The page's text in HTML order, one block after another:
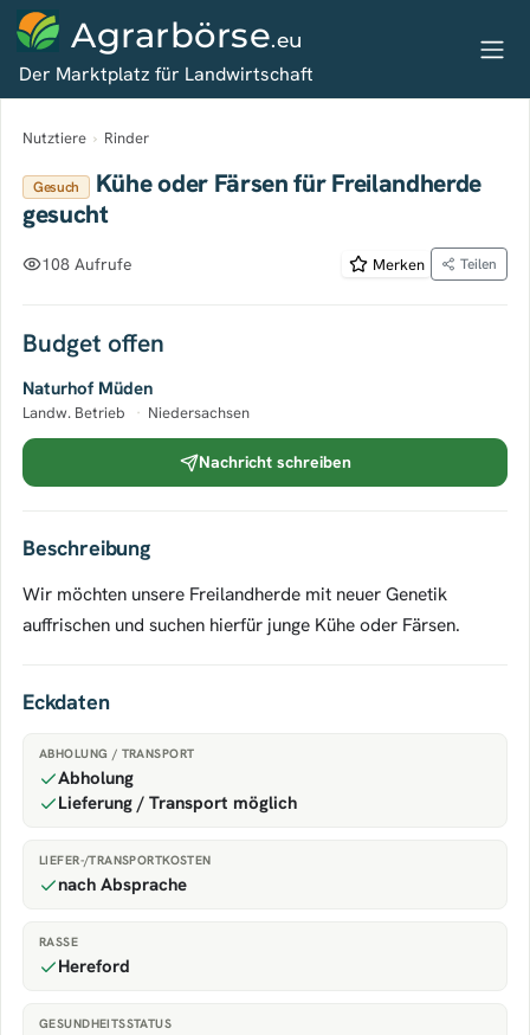
Agrarbörse.eu
Der Marktplatz für Landwirtschaft
Nutztiere › Rinder
Gesuch
Kühe oder Färsen für Freilandherde
gesucht
108 Aufrufe Merken Teilen
Budget offen
Naturhof Müden
Landw. Betrieb · Niedersachsen
Nachricht schreiben
Beschreibung
Wir möchten unsere Freilandherde mit neuer Genetik
auffrischen und suchen hierfür junge Kühe oder Färsen.
Eckdaten
ABHOLUNG / TRANSPORT
Abholung
Lieferung / Transport möglich
LIEFER-/TRANSPORTKOSTEN
nach Absprache
RASSE
Hereford
GESUNDHEITSSTATUS